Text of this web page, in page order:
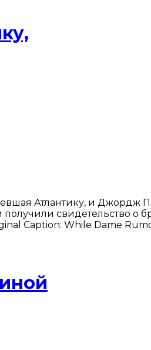
Атлантику, и Джордж
свидетельство о
Caption: While Dame